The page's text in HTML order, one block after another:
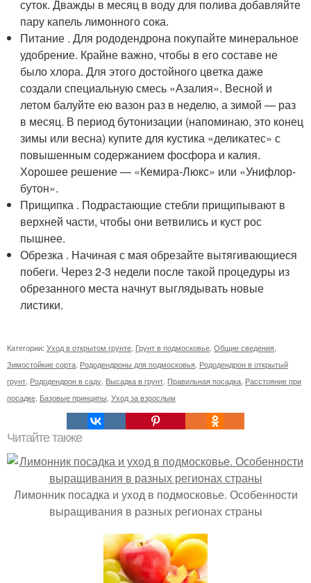
суток. Дважды в месяц в воду для полива добавляйте
пару капель лимонного сока.
Питание . Для рододендрона покупайте минеральное
удобрение. Крайне важно, чтобы в его составе не
было хлора. Для этого достойного цветка даже
создали специальную смесь «Азалия». Весной и
летом балуйте ею вазон раз в неделю, а зимой — раз
в месяц. В период бутонизации (напоминаю, это конец
зимы или весна) купите для кустика «деликатес» с
повышенным содержанием фосфора и калия.
Хорошее решение — «Кемира-Люкс» или «Унифлор-
бутон».
Прищипка . Подрастающие стебли прищипывают в
верхней части, чтобы они ветвились и куст рос
пышнее.
Обрезка . Начиная с мая обрезайте вытягивающиеся
побеги. Через 2-3 недели после такой процедуры из
обрезанного места начнут выглядывать новые
листики.
Категории: Уход в открытом грунте Грунт в подмосковье Общие сведения
Зимостойкие сорта Рододендроны для подмосковья Рододендрон в открытый
грунт Рододендрон в саду Высадка в грунт Правильная посадка Расстояние при
посадке Базовые принципы Уход за взрослым
Читайте также
Лимонник посадка и уход в подмосковье. Особенности
выращивания в разных регионах страны